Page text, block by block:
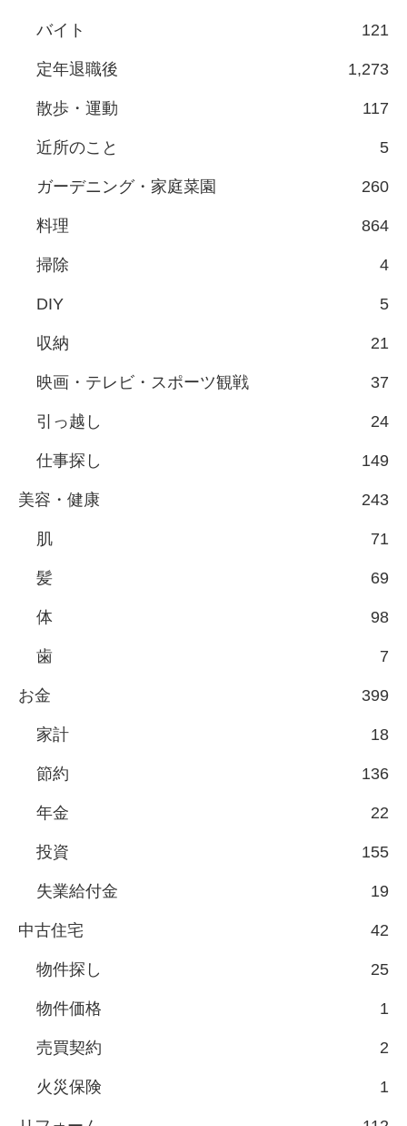
バイト 121
定年退職後 1,273
散歩・運動 117
近所のこと 5
ガーデニング・家庭菜園 260
料理 864
掃除 4
DIY 5
収納 21
映画・テレビ・スポーツ観戦 37
引っ越し 24
仕事探し 149
美容・健康 243
肌 71
髪 69
体 98
歯 7
お金 399
家計 18
節約 136
年金 22
投資 155
失業給付金 19
中古住宅 42
物件探し 25
物件価格 1
売買契約 2
火災保険 1